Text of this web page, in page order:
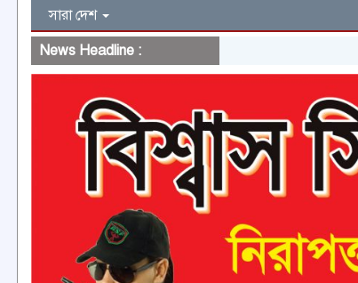
সারা দেশ
News Headline :